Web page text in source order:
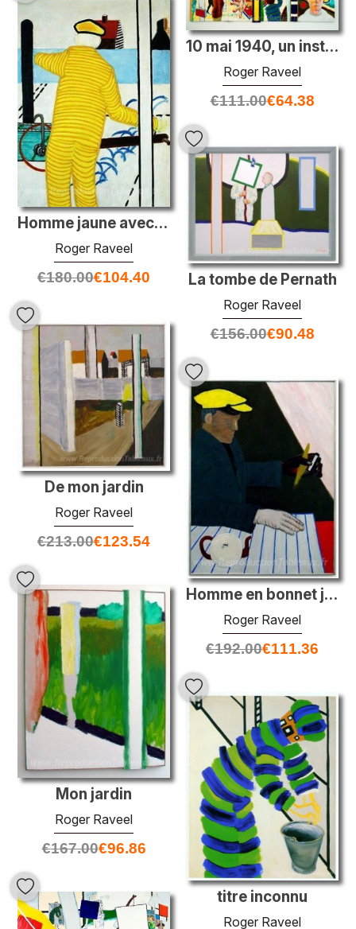
10 mai 1940, un instant sans fin
Roger Raveel
€111.00€64.38
Homme jaune avec chariot
Roger Raveel
€180.00€104.40 La tombe de Pernath
Roger Raveel
€156.00€90.48
De mon jardin
Roger Raveel
€213.00€123.54
Homme en bonnet jaune
Roger Raveel
€192.00€111.36
Mon jardin
Roger Raveel
€167.00€96.86
titre inconnu
Roger Raveel